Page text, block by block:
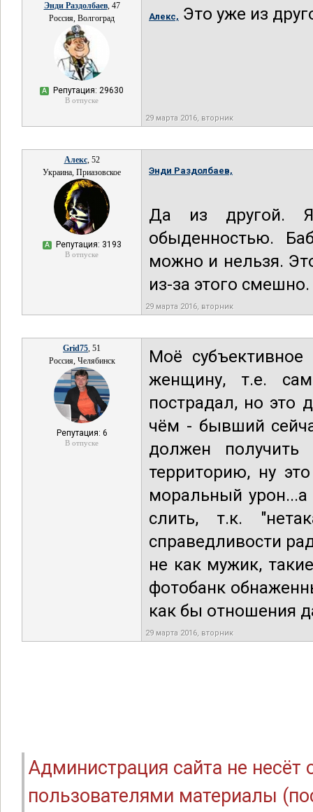
Энди Раздолбаев, 47
Россия, Волгоград
А Репутация: 29630
В отпуске
Алекс, Это уже из
29 марта 2016, вторник
Алекс, 52
Украина, Приазовское
А Репутация: 3193
В отпуске
Энди Раздолбаев,
Да из другой.
обыденностью.
можно и нельзя.
из-за этого смешно.
29 марта 2016, вторник
Grid75, 51
Россия, Челябинск
Репутация: 6
В отпуске
Моё
женщину, т.е.
пострадал, но это
чём - бывший
должен
территорию, ну
моральный
слить, т.к.
справедливости
не как мужик,
фотобанк
как бы отношения
29 марта 2016, вторник
Администрация сайта не
пользователями материалы